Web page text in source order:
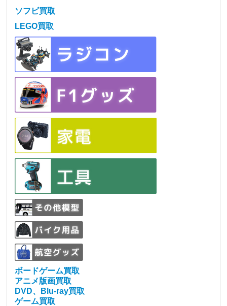
ソフビ買取
LEGO買取
ボードゲーム買取
アニメ版画買取
DVD、Blu-ray買取
ゲーム買取